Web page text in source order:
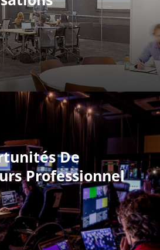
De
Professionnel